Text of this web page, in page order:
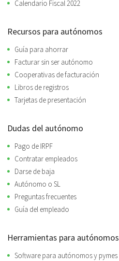
Calendario Fiscal 2022
Recursos para autónomos
Guía para ahorrar
Facturar sin ser autónomo
Cooperativas de facturación
Libros de registros
Tarjetas de presentación
Dudas del autónomo
Pago de IRPF
Contratar empleados
Darse de baja
Autónomo o SL
Preguntas frecuentes
Guía del empleado
Herramientas para autónomos
Software para autónomos y pymes